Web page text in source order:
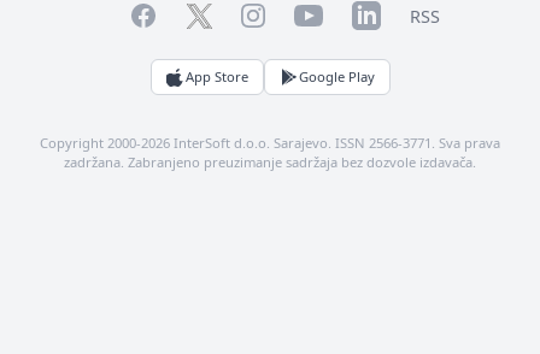
FacebookTwitterInstagramYouTubeLinkedInRSS
App Store Google Play
Copyright 2000-2026 InterSoft d.o.o. Sarajevo. ISSN 2566-3771. Sva prava
zadržana. Zabranjeno preuzimanje sadržaja bez dozvole izdavača.